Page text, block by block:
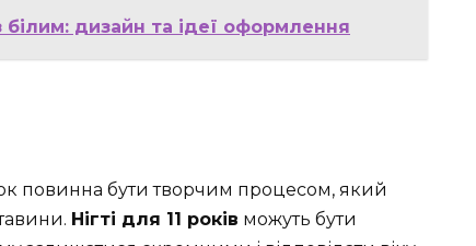
білим: дизайн та ідеї оформлення
повинна бути творчим процесом, який
Нігті для 11 років можуть бути